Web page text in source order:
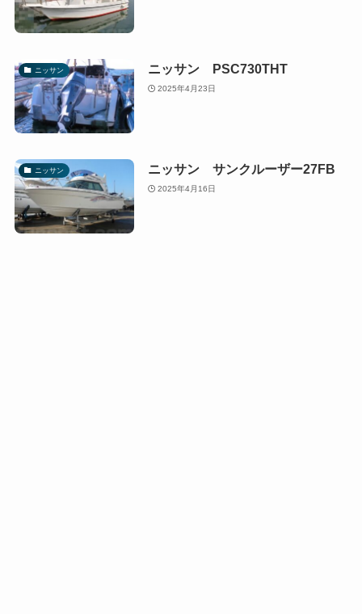
ニッサン ニッサン PSC730THT
2025年4月23日
ニッサン ニッサン サンクルーザー27FB
2025年4月16日